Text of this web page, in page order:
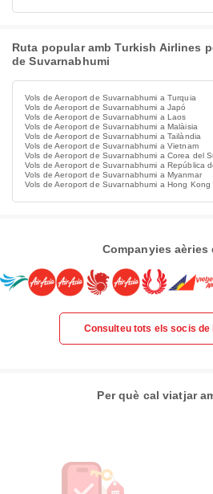
Ruta popular amb Turkish Airlines
de Suvarnabhumi
Vols de Aeroport de Suvarnabhumi a Turquia
Vols de Aeroport de Suvarnabhumi a Japó
Vols de Aeroport de Suvarnabhumi a Laos
Vols de Aeroport de Suvarnabhumi a Malàisia
Vols de Aeroport de Suvarnabhumi a Tailàndia
Vols de Aeroport de Suvarnabhumi a Vietnam
Vols de Aeroport de Suvarnabhumi a Corea del
Vols de Aeroport de Suvarnabhumi a República
Vols de Aeroport de Suvarnabhumi a Myanmar
Vols de Aeroport de Suvarnabhumi a Hong Kong
Companyies aèries
Consulteu tots els socis de
Per què cal viatjar